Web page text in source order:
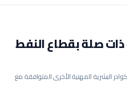
صلة بقطاعالنفط
البشرية المهنية الأخرى المتوافقة مع